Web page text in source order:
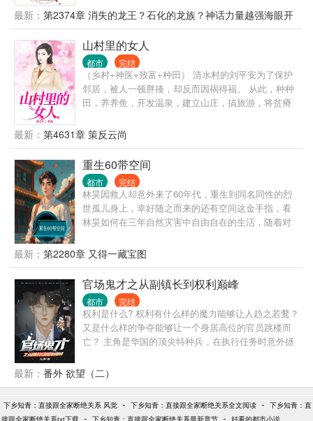
能养出始祖龙鲲。 小灵猴开局，也能养出齐天大圣。
小细狗开局，也能养出昆仑犬神。 小色鸽开局，也能
养出星空域主。 小草兔开局，也能养出月神兔仙。 全
员古神兽级！ 没有最逆天，只有更逆天！ ps:初始宠
兽是一只小海豹_(:3 ⌒?)_ 爱国，正能量，有表妹，有
农药，不喜勿入 应粉丝要求，30万在读lolita女装热舞
╮( ??ω?? )╭
最新： 第2374章 消失的龙王？石化的龙族？神话力量越强海眼开
得越快？
山村里的女人
都市 完结
（乡村+神医+致富+种田） 清水村的刘平安为了保护
邻居，被人一顿胖揍，却反而因祸得福。 从此，种种
田，养养鱼，开发温泉，建立山庄，搞旅游，将贫瘠
惬意的乡村生活……
最新： 第4631章 策反云尚
重生60带空间
都市 完结
林昊因救人却意外来了60年代，重生到同名同性的烈
世孤儿身上，幸好随之而来的还有空间这金手指，看
林昊如何在三年自然灾害中自由自在的生活，随着对
打猎，自由享受生活。
最新： 第2280章 又得一藏宝图
官场鬼才之从副镇长到权利巅峰
都市 完结
权利是什么? 权利有什么样的魔力能够让人趋之若鹜？
又是什么样的争夺能够让一个身居高位的官员跳楼而
亡？ 主角是华国的顶尖特种兵，在执行任务时意外拯
最新： 番外 欲望（二）
下乡知青：直接跟全家断绝关系 风觉 - 下乡知青：直接跟全家断绝关系全文阅读 - 下乡知青：直
接跟全家断绝关系txt下载 - 下乡知青：直接跟全家断绝关系最新章节 - 好看的都市小说